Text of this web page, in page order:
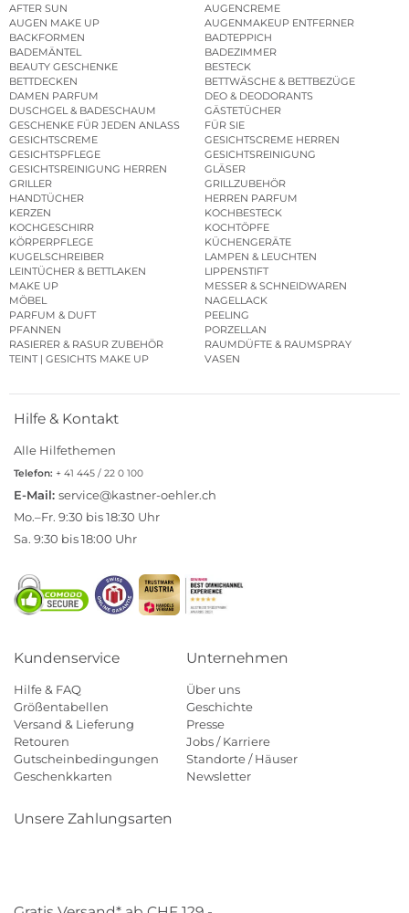
AFTER SUN
AUGENCREME
AUGEN MAKE UP
AUGENMAKEUP ENTFERNER
BACKFORMEN
BADTEPPICH
BADEMÄNTEL
BADEZIMMER
BEAUTY GESCHENKE
BESTECK
BETTDECKEN
BETTWÄSCHE & BETTBEZÜGE
DAMEN PARFUM
DEO & DEODORANTS
DUSCHGEL & BADESCHAUM
GÄSTETÜCHER
GESCHENKE FÜR JEDEN ANLASS
FÜR SIE
GESICHTSCREME
GESICHTSCREME HERREN
GESICHTSPFLEGE
GESICHTSREINIGUNG
GESICHTSREINIGUNG HERREN
GLÄSER
GRILLER
GRILLZUBEHÖR
HANDTÜCHER
HERREN PARFUM
KERZEN
KOCHBESTECK
KOCHGESCHIRR
KOCHTÖPFE
KÖRPERPFLEGE
KÜCHENGERÄTE
KUGELSCHREIBER
LAMPEN & LEUCHTEN
LEINTÜCHER & BETTLAKEN
LIPPENSTIFT
MAKE UP
MESSER & SCHNEIDWAREN
MÖBEL
NAGELLACK
PARFUM & DUFT
PEELING
PFANNEN
PORZELLAN
RASIERER & RASUR ZUBEHÖR
RAUMDÜFTE & RAUMSPRAY
TEINT | GESICHTS MAKE UP
VASEN
Hilfe & Kontakt
Alle Hilfethemen
Telefon: + 41 445 / 22 0 100
E-Mail: service@kastner-oehler.ch
Mo.–Fr. 9:30 bis 18:30 Uhr
Sa. 9:30 bis 18:00 Uhr
Kundenservice
Hilfe & FAQ
Größentabellen
Versand & Lieferung
Retouren
Gutscheinbedingungen
Geschenkkarten
Unternehmen
Über uns
Geschichte
Presse
Jobs / Karriere
Standorte / Häuser
Newsletter
Unsere Zahlungsarten